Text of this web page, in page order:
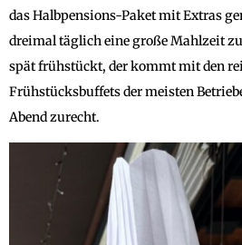
das Halbpensions-Paket mit Extras
dreimal täglich eine große Mahlzeit
spät frühstückt, der kommt mit den
Frühstücksbuffets der meisten
Abend zurecht.